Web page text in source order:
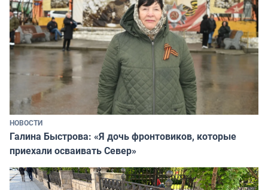
НОВОСТИ
Галина Быстрова: «Я дочь фронтовиков, которые
приехали осваивать Север»